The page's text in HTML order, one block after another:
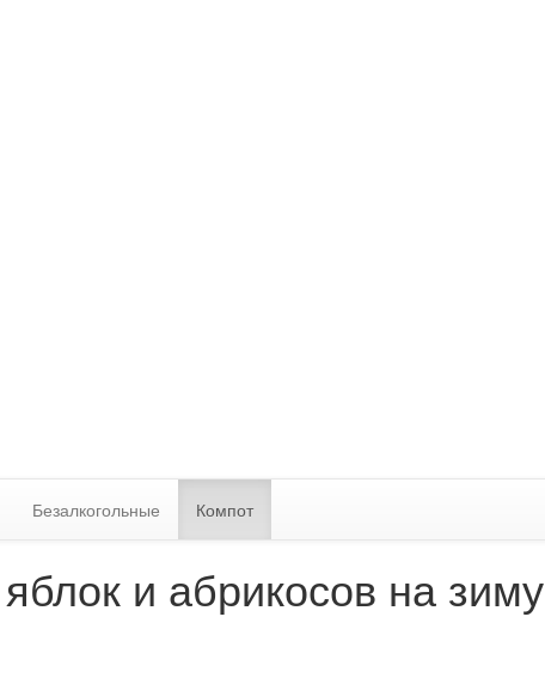
Безалкогольные Компот
и абрикосов на зиму